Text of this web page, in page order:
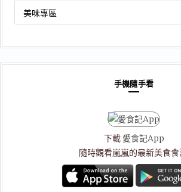
類
手機隨手看
下載 愛食記App
隨時觀看嵐嵐的最新美食食